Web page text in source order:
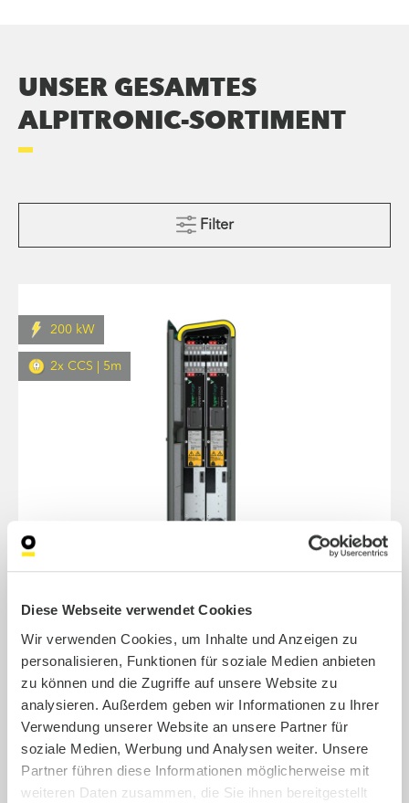
Diese Webseite verwendet Cookies
Wir verwenden Cookies, um Inhalte und Anzeigen zu
personalisieren, Funktionen für soziale Medien anbieten
zu können und die Zugriffe auf unsere Website zu
analysieren. Außerdem geben wir Informationen zu Ihrer
Verwendung unserer Website an unsere Partner für
soziale Medien, Werbung und Analysen weiter. Unsere
Partner führen diese Informationen möglicherweise mit
weiteren Daten zusammen, die Sie ihnen bereitgestellt
UNSER GESAMTES
ALPITRONIC-SORTIMENT
Filter
200 kW
2x CCS | 5m
alpitronic Hypercharger HYC200-2 DC
Ladestation
200 kW, 2x Powerstack, 2x CCS Kabel 5 m,
eichrechtskonform, barrierefrei